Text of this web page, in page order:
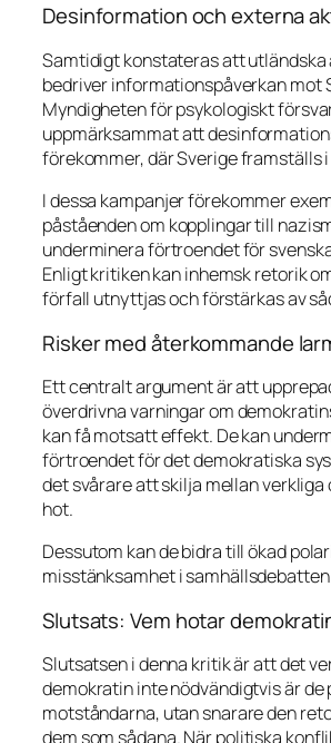
Desinformation och externa
Samtidigt konstateras att utländska
bedriver informationspåverkan mot
Myndigheten för psykologiskt
uppmärksammat att
förekommer, där Sverige framställs
I dessa kampanjer förekommer
påståenden om kopplingar till
underminera förtroendet för
Enligt kritiken kan inhemsk retorik
förfall utnyttjas och förstärkas av
Risker med återkommande
Ett centralt argument är att
överdrivna varningar om
kan få motsatt effekt. De kan
förtroendet för det demokratiska
det svårare att skilja mellan verkliga
hot.
Dessutom kan de bidra till ökad
misstänksamhet i
Slutsats: Vem hotar
Slutsatsen i denna kritik är att det
demokratin inte nödvändigtvis är de
motståndarna, utan snarare den
dem som sådana. När politiska